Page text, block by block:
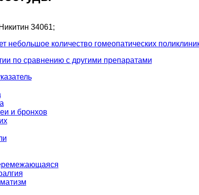
34061;
небольшое количество гомеопатических
по сравнению с другими препаратами
и бронхов